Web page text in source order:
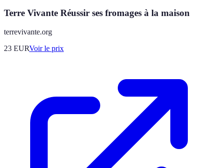
Terre Vivante Réussir ses fromages à la maison
terrevivante.org
23 EURVoir le prix